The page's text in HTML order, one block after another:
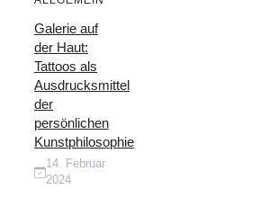
Galerie auf
der Haut:
Tattoos als
Ausdrucksmittel
der
persönlichen
Kunstphilosophie
14. Februar
2024